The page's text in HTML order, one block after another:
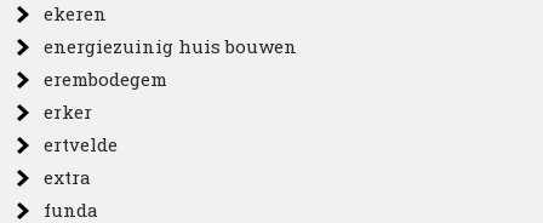
ekeren
energiezuinig huis bouwen
erembodegem
erker
ertvelde
extra
funda